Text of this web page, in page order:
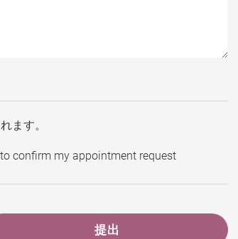
ます。
confirm my appointment request
提出